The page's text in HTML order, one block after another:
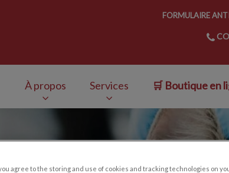
FORMULAIRE
À propos Services 🛒 Boutique en
agree to the storing and use of cookies and tracking technologies on